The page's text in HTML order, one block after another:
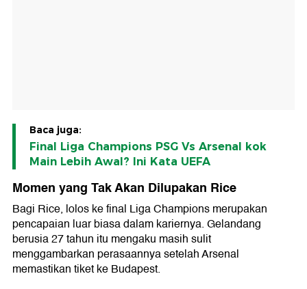
Baca juga:
Final Liga Champions PSG Vs Arsenal kok
Main Lebih Awal? Ini Kata UEFA
Momen yang Tak Akan Dilupakan Rice
Bagi Rice, lolos ke final Liga Champions merupakan
pencapaian luar biasa dalam kariernya. Gelandang
berusia 27 tahun itu mengaku masih sulit
menggambarkan perasaannya setelah Arsenal
memastikan tiket ke Budapest.